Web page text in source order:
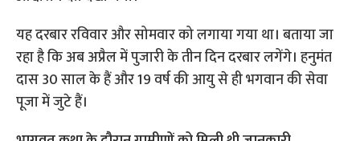
यह दरबार रविवार और सोमवार को लगाया गया था। बताया जा
रहा है कि अब अप्रैल में पुजारी के तीन दिन दरबार लगेंगे। हनुमंत
दास 30 साल के हैं और 19 वर्ष की आयु से ही भगवान की सेवा
पूजा में जुटे हैं।